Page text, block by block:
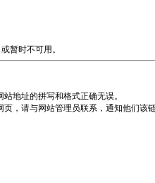
暂时不可用。
地址的拼写和格式正确无误。
页，请与网站管理员联系，通知他们该